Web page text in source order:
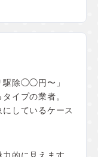
駆除◯◯円〜」
イプの業者。
しているケース